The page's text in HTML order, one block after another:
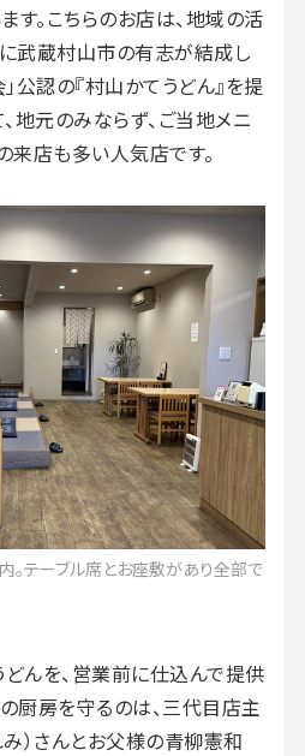
す。こちらのお店は、地域の活
武蔵村山市の有志が結成し
公認の『村山かてうどん』を提
地元のみならず、ご当地メニ
来店も多い人気店です。
。テーブル席とお座敷があり全部で
んを、営業前に仕込んで提供
厨房を守るのは、三代目店主
）さんとお父様の青柳憲和